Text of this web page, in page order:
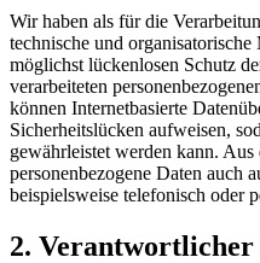
Wir haben als für die
technische und
möglichst lückenlosen Schutz
verarbeiteten
können Internetbasierte
Sicherheitslücken aufweisen,
gewährleistet werden kann.
personenbezogene Daten auch
beispielsweise telefonisch oder
2. Verantwortlicher